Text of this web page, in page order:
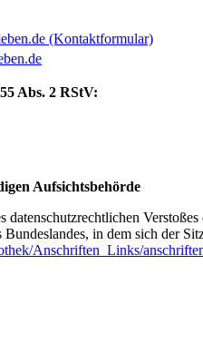
(Kontaktformular)
Abs. 2 RStV:
Aufsichtsbehörde
Bundeslandes, in dem sich der
Anschriften_Links/